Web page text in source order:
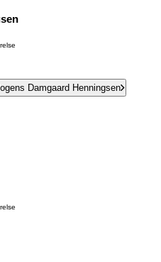
Damgaard Henningsen